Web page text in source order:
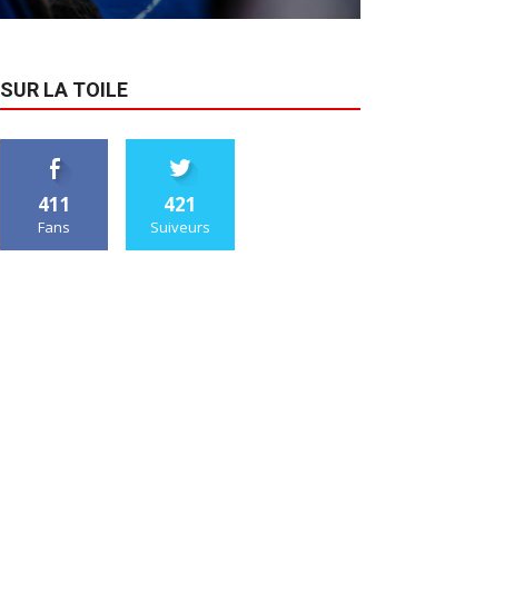
SUR LA TOILE
411
Fans
421
Suiveurs